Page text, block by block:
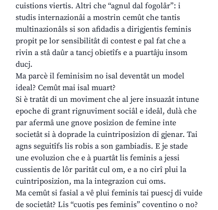
cuistions viertis. Altri che “agnul dal fogolâr”: i
studis internazionâi a mostrin cemût che tantis
multinazionâls si son afidadis a dirigjentis feminis
propit pe lor sensibilitât di contest e pal fat che a
rivin a stâ daûr a tancj obietîfs e a puartâju insom
ducj.
Ma parcè il feminisim no isal deventât un model
ideal? Cemût mai isal muart?
Si è tratât di un moviment che al jere insuazât intune
epoche di grant rignuviment sociâl e ideâl, dulà che
par afermâ une gnove posizion de femine inte
societât si à doprade la cuintriposizion di gjenar. Tai
agns seguitîfs lis robis a son gambiadis. E je stade
une evoluzion che e à puartât lis feminis a jessi
cussientis de lôr paritât cul om, e a no cirî plui la
cuintriposizion, ma la integrazion cui oms.
Ma cemût si fasial a vê plui feminis tai puescj di vuide
de societât? Lis “cuotis pes feminis” coventino o no?